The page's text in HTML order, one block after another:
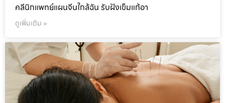
คลีนิกแพทย์แผนจีนใกล้ฉัน รับฝังเข็มแก้อา
ดูเพิ่มเติม »